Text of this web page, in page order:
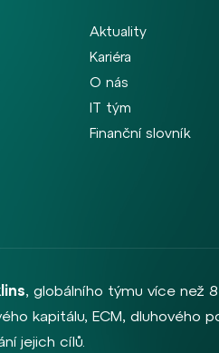
Aktuality
Kariéra
O nás
IT tým
Finanční slovník
, globálního týmu více než
kapitálu, ECM, dluhového
jejich cílů.